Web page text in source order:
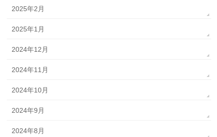
2025年2月
2025年1月
2024年12月
2024年11月
2024年10月
2024年9月
2024年8月